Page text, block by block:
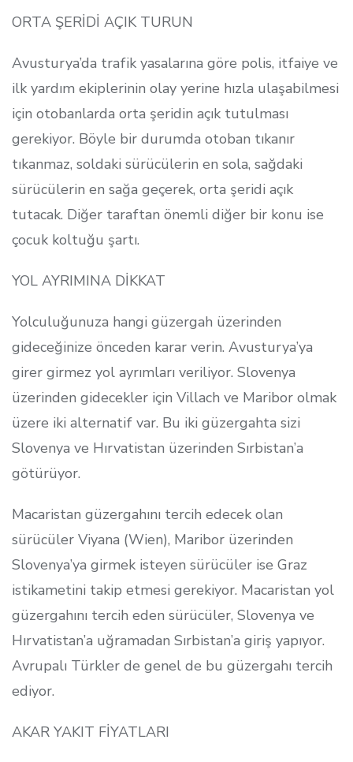
ORTA ŞERİDİ AÇIK TURUN
Avusturya’da trafik yasalarına göre polis, itfaiye ve
ilk yardım ekiplerinin olay yerine hızla ulaşabilmesi
için otobanlarda orta şeridin açık tutulması
gerekiyor. Böyle bir durumda otoban tıkanır
tıkanmaz, soldaki sürücülerin en sola, sağdaki
sürücülerin en sağa geçerek, orta şeridi açık
tutacak. Diğer taraftan önemli diğer bir konu ise
çocuk koltuğu şartı.
YOL AYRIMINA DİKKAT
Yolculuğunuza hangi güzergah üzerinden
gideceğinize önceden karar verin. Avusturya’ya
girer girmez yol ayrımları veriliyor. Slovenya
üzerinden gidecekler için Villach ve Maribor olmak
üzere iki alternatif var. Bu iki güzergahta sizi
Slovenya ve Hırvatistan üzerinden Sırbistan’a
götürüyor.
Macaristan güzergahını tercih edecek olan
sürücüler Viyana (Wien), Maribor üzerinden
Slovenya’ya girmek isteyen sürücüler ise Graz
istikametini takip etmesi gerekiyor. Macaristan yol
güzergahını tercih eden sürücüler, Slovenya ve
Hırvatistan’a uğramadan Sırbistan’a giriş yapıyor.
Avrupalı Türkler de genel de bu güzergahı tercih
ediyor.
AKAR YAKIT FİYATLARI